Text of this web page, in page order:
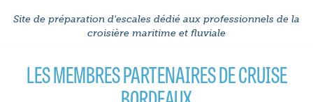
Site de préparation d'escales dédié aux professionnels de la
croisière maritime et fluviale
LES MEMBRES PARTENAIRES DE CRUISE